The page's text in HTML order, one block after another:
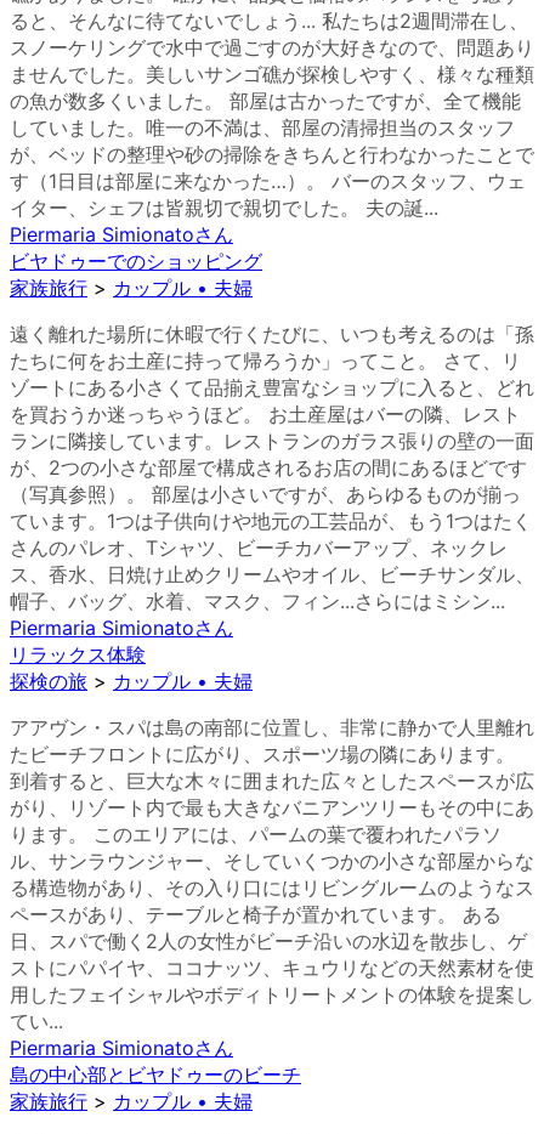
ると、そんなに待てないでしょう... 私たちは2週間滞在し、
スノーケリングで水中で過ごすのが大好きなので、問題あり
ませんでした。美しいサンゴ礁が探検しやすく、様々な種類
の魚が数多くいました。 部屋は古かったですが、全て機能
していました。唯一の不満は、部屋の清掃担当のスタッフ
が、ベッドの整理や砂の掃除をきちんと行わなかったことで
す（1日目は部屋に来なかった…）。 バーのスタッフ、ウェ
イター、シェフは皆親切で親切でした。 夫の誕...
Piermaria Simionatoさん
ビヤドゥーでのショッピング
家族旅行 > カップル • 夫婦
遠く離れた場所に休暇で行くたびに、いつも考えるのは「孫
たちに何をお土産に持って帰ろうか」ってこと。 さて、リ
ゾートにある小さくて品揃え豊富なショップに入ると、どれ
を買おうか迷っちゃうほど。 お土産屋はバーの隣、レスト
ランに隣接しています。レストランのガラス張りの壁の一面
が、2つの小さな部屋で構成されるお店の間にあるほどです
（写真参照）。 部屋は小さいですが、あらゆるものが揃っ
ています。1つは子供向けや地元の工芸品が、もう1つはたく
さんのパレオ、Tシャツ、ビーチカバーアップ、ネックレ
ス、香水、日焼け止めクリームやオイル、ビーチサンダル、
帽子、バッグ、水着、マスク、フィン...さらにはミシン...
Piermaria Simionatoさん
リラックス体験
探検の旅 > カップル • 夫婦
アアヴン・スパは島の南部に位置し、非常に静かで人里離れ
たビーチフロントに広がり、スポーツ場の隣にあります。
到着すると、巨大な木々に囲まれた広々としたスペースが広
がり、リゾート内で最も大きなバニアンツリーもその中にあ
ります。 このエリアには、パームの葉で覆われたパラソ
ル、サンラウンジャー、そしていくつかの小さな部屋からな
る構造物があり、その入り口にはリビングルームのようなス
ペースがあり、テーブルと椅子が置かれています。 ある
日、スパで働く2人の女性がビーチ沿いの水辺を散歩し、ゲ
ストにパパイヤ、ココナッツ、キュウリなどの天然素材を使
用したフェイシャルやボディトリートメントの体験を提案し
てい...
Piermaria Simionatoさん
島の中心部とビヤドゥーのビーチ
家族旅行 > カップル • 夫婦